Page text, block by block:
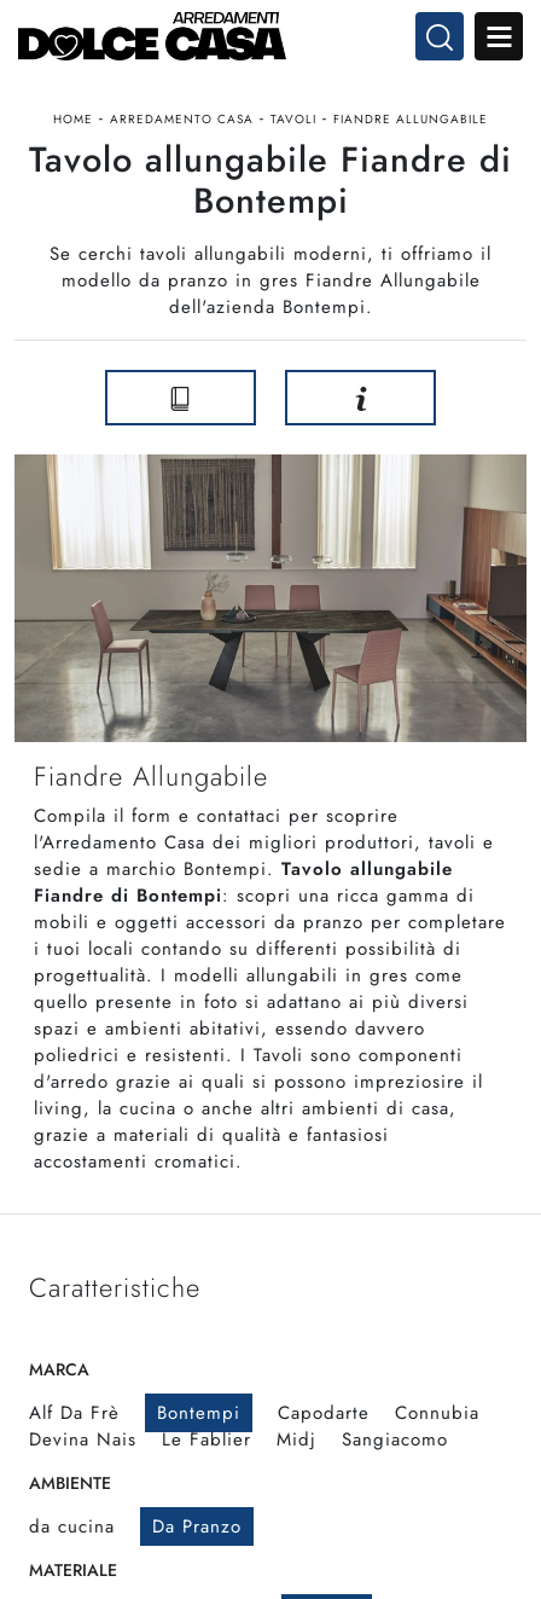
HOME - ARREDAMENTO CASA - TAVOLI - FIANDRE ALLUNGABILE
Tavolo allungabile Fiandre di
Bontempi
Se cerchi tavoli allungabili moderni, ti offriamo il
modello da pranzo in gres Fiandre Allungabile
dell'azienda Bontempi.
Fiandre Allungabile
Compila il form e contattaci per scoprire
l'Arredamento Casa dei migliori produttori, tavoli e
sedie a marchio Bontempi. Tavolo allungabile
Fiandre di Bontempi: scopri una ricca gamma di
mobili e oggetti accessori da pranzo per completare
i tuoi locali contando su differenti possibilità di
progettualità. I modelli allungabili in gres come
quello presente in foto si adattano ai più diversi
spazi e ambienti abitativi, essendo davvero
poliedrici e resistenti. I Tavoli sono componenti
d'arredo grazie ai quali si possono impreziosire il
living, la cucina o anche altri ambienti di casa,
grazie a materiali di qualità e fantasiosi
accostamenti cromatici.
Caratteristiche
MARCA
Alf Da Frè Bontempi Capodarte
Connubia
Devina Nais
Le Fablier Midj Sangiacomo
AMBIENTE
da cucina Da Pranzo
MATERIALE